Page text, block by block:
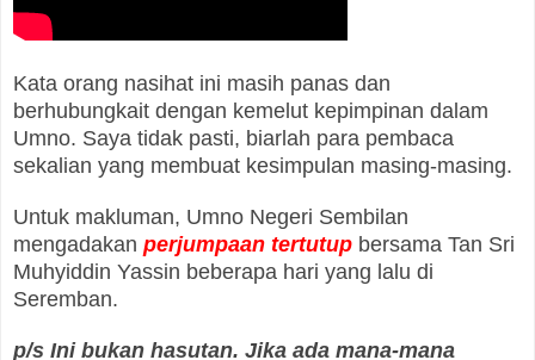
Kata orang nasihat ini masih panas dan
berhubungkait dengan kemelut kepimpinan dalam
Umno. Saya tidak pasti, biarlah para pembaca
sekalian yang membuat kesimpulan masing-masing.
Untuk makluman, Umno Negeri Sembilan
mengadakan perjumpaan tertutup bersama Tan Sri
Muhyiddin Yassin beberapa hari yang lalu di
Seremban.
p/s Ini bukan hasutan. Jika ada mana-mana